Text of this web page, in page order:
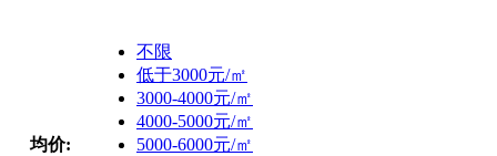
均价:
不限
低于3000元/㎡
3000-4000元/㎡
4000-5000元/㎡
5000-6000元/㎡